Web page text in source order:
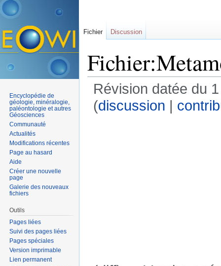
Révision datée du
(discussion |
Fichier Discussion
Encyclopédie de
géologie, minéralogie,
paléontologie et autres
Géosciences
Communauté
Actualités
Modifications récentes
Page au hasard
Aide
Créer une nouvelle
page
Galerie des nouveaux
fichiers
Outils
Pages liées
Suivi des pages liées
Pages spéciales
Version imprimable
Lien permanent